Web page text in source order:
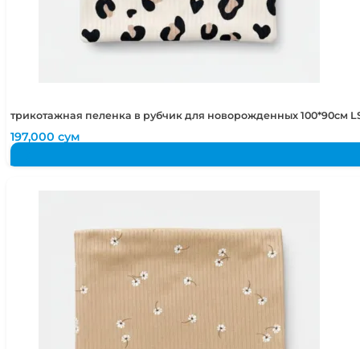
трикотажная пеленка в рубчик для новорожденных 100*90см
197,000сум